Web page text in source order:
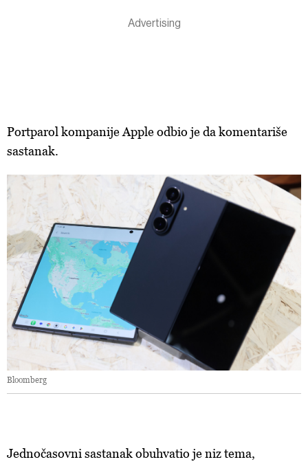
Portparol kompanije Apple odbio je da komentariše
sastanak.
Bloomberg
Jednočasovni sastanak obuhvatio je niz tema,